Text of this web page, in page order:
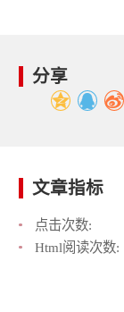
分享
文章指标
点击次数:
Html阅读次数: